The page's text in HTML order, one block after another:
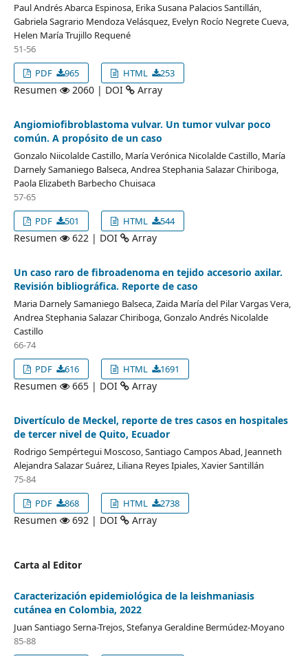
Paul Andrés Abarca Espinosa, Erika Susana Palacios Santillán,
Gabriela Sagrario Mendoza Velásquez, Evelyn Rocío Negrete Cueva,
Helen María Trujillo Requené
51-56
PDF
965 HTML 253
Resumen 2060 | DOI Array
Angiomiofibroblastoma vulvar. Un tumor vulvar poco
común. A propósito de un caso
Gonzalo Niicolalde Castillo, María Verónica Nicolalde Castillo, María
Darnely Samaniego Balseca, Andrea Stephania Salazar Chiriboga,
Paola Elizabeth Barbecho Chuisaca
57-65
PDF
501 HTML 544
Resumen 622 | DOI Array
Un caso raro de fibroadenoma en tejido accesorio axilar.
Revisión bibliográfica. Reporte de caso
Maria Darnely Samaniego Balseca, Zaida María del Pilar Vargas Vera,
Andrea Stephania Salazar Chiriboga, Gonzalo Andrés Nicolalde
Castillo
66-74
PDF
616 HTML 1691
Resumen 665 | DOI Array
Divertículo de Meckel, reporte de tres casos en hospitales
de tercer nivel de Quito, Ecuador
Rodrigo Sempértegui Moscoso, Santiago Campos Abad, Jeanneth
Alejandra Salazar Suárez, Liliana Reyes Ipiales, Xavier Santillán
75-84
PDF
868 HTML 2738
Resumen 692 | DOI Array
Carta al Editor
Caracterización epidemiológica de la leishmaniasis
cutánea en Colombia, 2022
Juan Santiago Serna-Trejos, Stefanya Geraldine Bermúdez-Moyano
85-88